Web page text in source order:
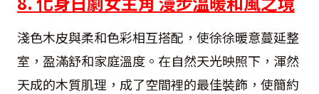
淺色木皮與柔和色彩相互搭配，使徐徐暖意蔓延整
室，盈滿舒和家庭溫度。在自然天光映照下，渾然
天成的木質肌理，成了空間裡的最佳裝飾，使簡約